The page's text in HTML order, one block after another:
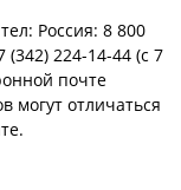
Россия: 8 800
224-14-44 (c 7
почте
могут отличаться